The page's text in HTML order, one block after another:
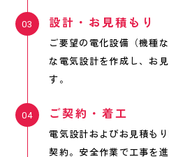
設計・お見積もり
ご要望の電化設備（機種
な電気設計を作成し、お
す。
ご契約・着工
電気設計およびお見積も
契約。安全作業で工事を進